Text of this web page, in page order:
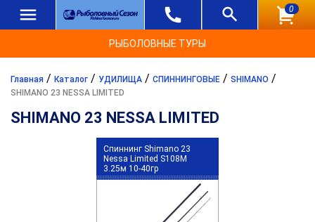
0
РЫБОЛОВНЫЕ ТУРЫ
Главная / Каталог / УДИЛИЩА / СПИННИНГОВЫЕ / SHIMANO /
SHIMANO 23 NESSA LIMITED
SHIMANO 23 NESSA LIMITED
Спиннинг Shimano 23
Nessa Limited S108M
3.25м 10-40гр